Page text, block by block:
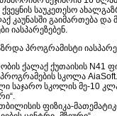
საუკეთესო
კაუნასში გაიმართება და
იასპარეზებენ.
პროგრამისტი
ქალაქ ქუთაისის N41
სკოლა AiaSoft.
საჯარო სკოლის მე-10
ფიზიკა-